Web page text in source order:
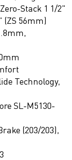
Stack 1 1/2"
(ZS 56mm)
Technology,
SL-M5130-
(203/203),